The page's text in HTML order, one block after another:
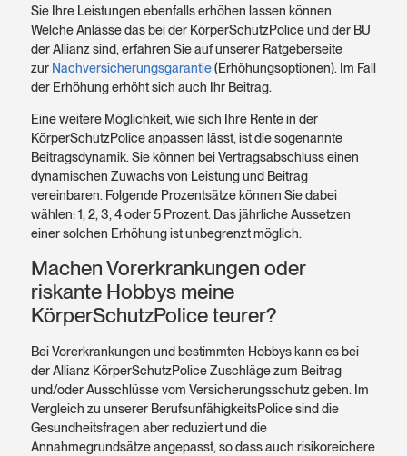
Sie Ihre Leistungen ebenfalls erhöhen lassen können.
Welche Anlässe das bei der KörperSchutzPolice und der BU
der Allianz sind, erfahren Sie auf unserer Ratgeberseite
zur Nachversicherungsgarantie(Erhöhungsoptionen). Im Fall
der Erhöhung erhöht sich auch Ihr Beitrag.
Eine weitere Möglichkeit, wie sich Ihre Rente in der
KörperSchutzPolice anpassen lässt, ist die sogenannte
Beitragsdynamik. Sie können bei Vertragsabschluss einen
dynamischen Zuwachs von Leistung und Beitrag
vereinbaren. Folgende Prozentsätze können Sie dabei
wählen: 1, 2, 3, 4 oder 5 Prozent. Das jährliche Aussetzen
einer solchen Erhöhung ist unbegrenzt möglich.
Machen Vorerkrankungen oder
riskante Hobbys meine
KörperSchutzPolice teurer?
Bei Vorerkrankungen und bestimmten Hobbys kann es bei
der Allianz KörperSchutzPolice Zuschläge zum Beitrag
und/oder Ausschlüsse vom Versicherungsschutz geben. Im
Vergleich zu unserer BerufsunfähigkeitsPolice sind die
Gesundheitsfragen aber reduziert und die
Annahmegrundsätze angepasst, so dass auch risikoreichere